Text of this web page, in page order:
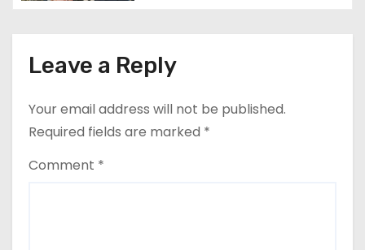
Leave a Reply
Your email address will not be published.
Required fields are marked *
Comment *